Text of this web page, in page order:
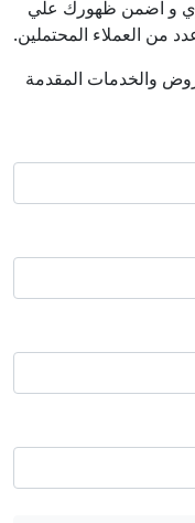
و اضمن ظهورك علي
من العملاء المحتملين.
والخدمات المقدمة